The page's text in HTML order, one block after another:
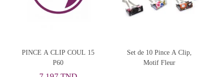
Set de 10 Pince A Clip,
Motif Fleur
Pinces A Clip Deli 15 mm
(12 pcs) Noir